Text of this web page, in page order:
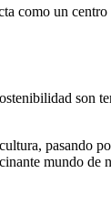
como un
son
pasando
mundo de